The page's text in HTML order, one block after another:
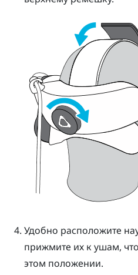
Удобно расположите
прижмите их к ушам,
этом положении.